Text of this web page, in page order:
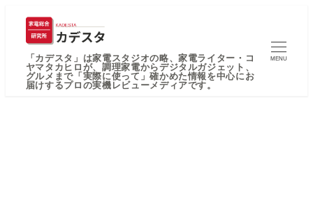
「カデスタ」は家電スタジオの略、家電ライター・コ
ヤマタカヒロが、調理家電からデジタルガジェット、
グルメまで「実際に使って」確かめた情報を中心にお
届けするプロの実機レビューメディアです。
MENU